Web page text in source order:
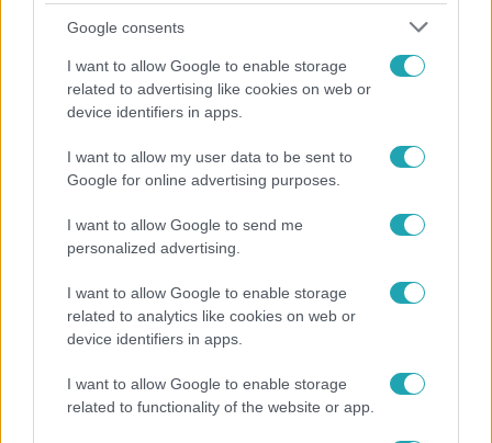
Google consents
I want to allow Google to enable storage
related to advertising like cookies on web or
device identifiers in apps.
I want to allow my user data to be sent to
Google for online advertising purposes.
I want to allow Google to send me
personalized advertising.
I want to allow Google to enable storage
related to analytics like cookies on web or
device identifiers in apps.
I want to allow Google to enable storage
related to functionality of the website or app.
Életmód
és a gerincedet